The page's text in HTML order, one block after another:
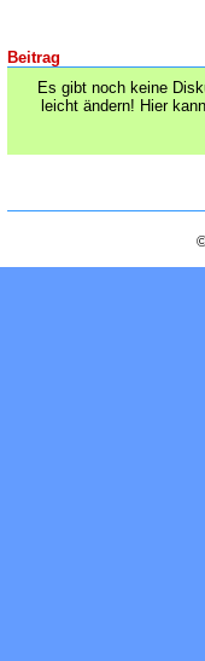
Beitrag
Es gibt noch keine
leicht ändern! Hier